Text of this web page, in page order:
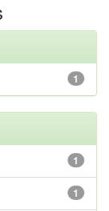
1
1
1